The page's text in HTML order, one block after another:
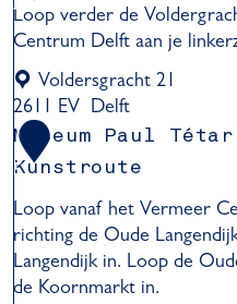
s
t
o
u
t
e
t
r
o
u
e
l
e
r
i
e
A
r
t
l
i
n
4Loop verder de
Centrum Delft aan je
Voldersgracht 21
2611 EV Delft
V
e
m
e
e
r
1
5
Museum Paul
Kunstroute
Loop vanaf het Vermeer
richting de Oude
Langendijk in. Loop de
de Koornmarkt in.